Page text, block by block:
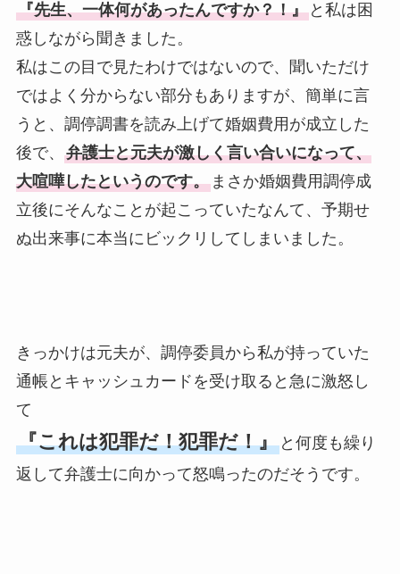
『先生、一体何があったんですか？！』と私は困
惑しながら聞きました。
私はこの目で見たわけではないので、聞いただけ
ではよく分からない部分もありますが、簡単に言
うと、調停調書を読み上げて婚姻費用が成立した
後で、 弁護士と元夫が激しく言い合いになって、
大喧嘩したというのです。まさか婚姻費用調停成
立後にそんなことが起こっていたなんて、予期せ
ぬ出来事に本当にビックリしてしまいました。
きっかけは元夫が、調停委員から私が持っていた
通帳とキャッシュカードを受け取ると急に激怒し
て
『これは犯罪だ！犯罪だ！』と何度も繰り
返して弁護士に向かって怒鳴ったのだそうです。